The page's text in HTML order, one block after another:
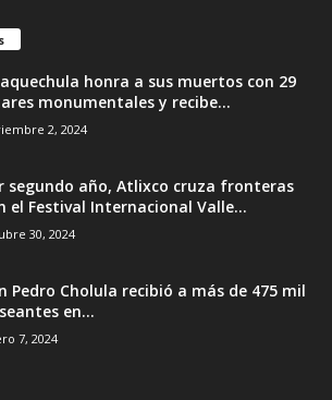
honra a sus muertos con 29
monumentales y recibe...
2, 2024
segundo año, Atlixco cruza fronteras
el Festival Internacional Valle...
30, 2024
Pedro Cholula recibió a más de 475 mil
en...
7, 2024